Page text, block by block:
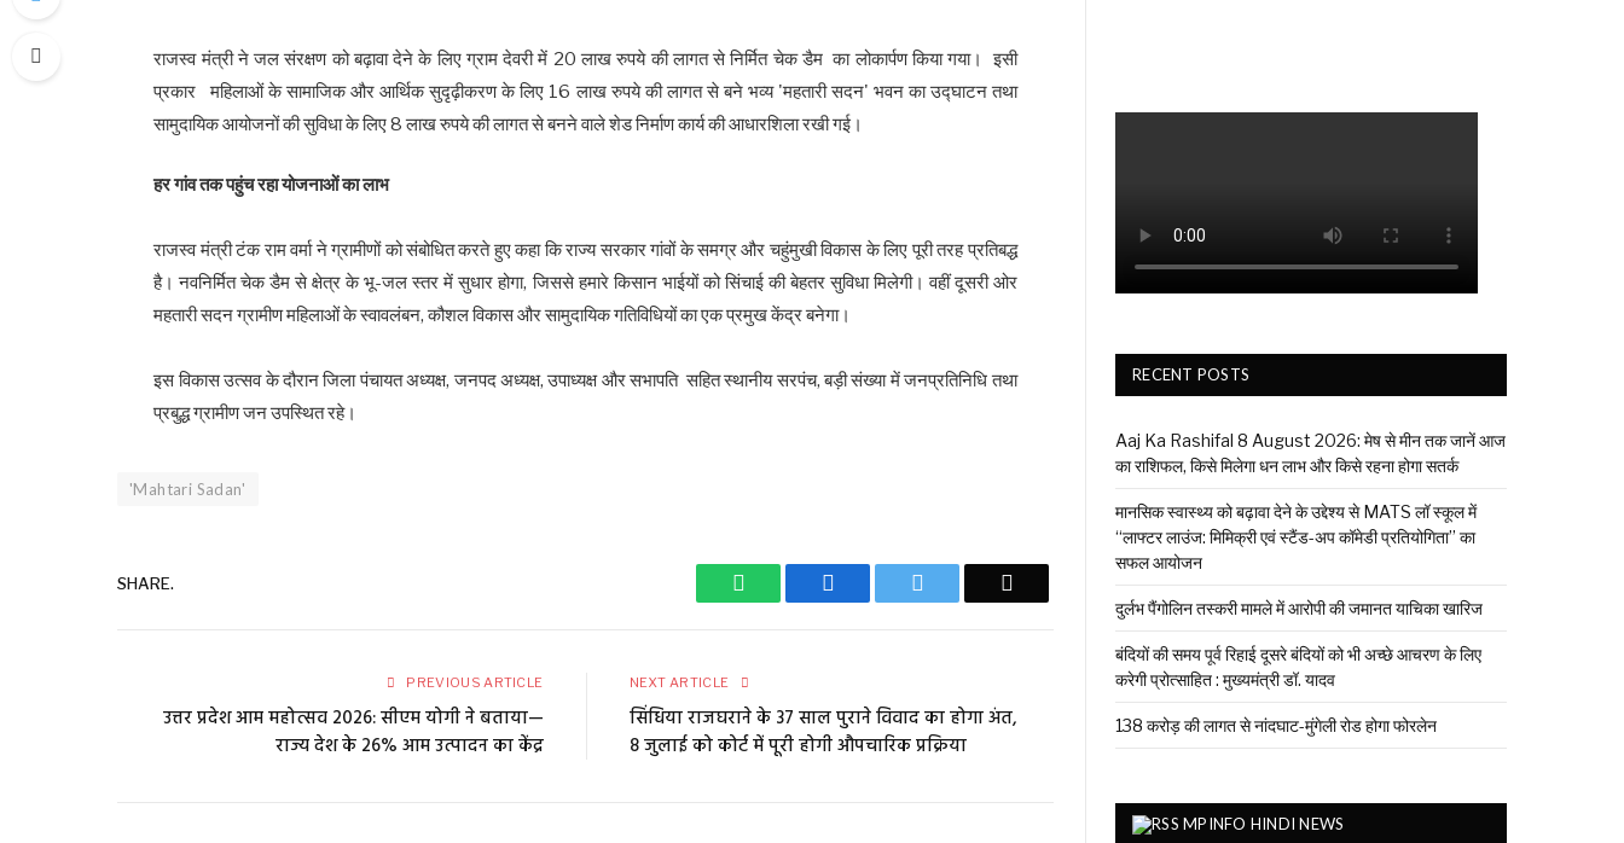
राजस्व मंत्री ने जल संरक्षण को बढ़ावा देने के लिए ग्राम देवरी में 20 लाख रुपये की लागत से निर्मित चेक डैम का लोकार्पण किया गया। इसी
प्रकार महिलाओं के सामाजिक और आर्थिक सुदृढ़ीकरण के लिए 16 लाख रुपये की लागत से बने भव्य 'महतारी सदन' भवन का उद्घाटन तथा
सामुदायिक आयोजनों की सुविधा के लिए 8 लाख रुपये की लागत से बनने वाले शेड निर्माण कार्य की आधारशिला रखी गई।
​हर गांव तक पहुंच रहा योजनाओं का लाभ
राजस्व मंत्री टंक राम वर्मा ने ग्रामीणों को संबोधित करते हुए कहा कि राज्य सरकार गांवों के समग्र और चहुंमुखी विकास के लिए पूरी तरह प्रतिबद्ध
है। नवनिर्मित चेक डैम से क्षेत्र के भू-जल स्तर में सुधार होगा, जिससे हमारे किसान भाईयों को सिंचाई की बेहतर सुविधा मिलेगी। वहीं दूसरी ओर
महतारी सदन ग्रामीण महिलाओं के स्वावलंबन, कौशल विकास और सामुदायिक गतिविधियों का एक प्रमुख केंद्र बनेगा।
इस विकास उत्सव के दौरान जिला पंचायत अध्यक्ष, जनपद अध्यक्ष, उपाध्यक्ष और सभापति सहित स्थानीय सरपंच, बड़ी संख्या में जनप्रतिनिधि तथा
प्रबुद्ध ग्रामीण जन उपस्थित रहे।
'Mahtari Sadan'
SHARE. WhatsApp Facebook
PREVIOUS ARTICLE
उत्तर प्रदेश आम महोत्सव 2026: सीएम योगी ने बताया—
राज्य देश के 26% आम उत्पादन का केंद्र
NEXT ARTICLE
सिंधिया राजघराने के 37 साल पुराने विवाद का होगा अंत,
8 जुलाई को कोर्ट में पूरी होगी औपचारिक प्रक्रिया
RECENT POSTS
Aaj Ka Rashifal 8 August 2026: मेष से मीन तक जानें आज
का राशिफल, किसे मिलेगा धन लाभ और किसे रहना होगा सतर्क
मानसिक स्वास्थ्य को बढ़ावा देने के उद्देश्य से MATS लॉ स्कूल में
“लाफ्टर लाउंज: मिमिक्री एवं स्टैंड-अप कॉमेडी प्रतियोगिता” का
सफल आयोजन
दुर्लभ पैंगोलिन तस्करी मामले में आरोपी की जमानत याचिका खारिज
बंदियों की समय पूर्व रिहाई दूसरे बंदियों को भी अच्छे आचरण के लिए
करेगी प्रोत्साहित : मुख्यमंत्री डॉ. यादव
138 करोड़ की लागत से नांदघाट-मुंगेली रोड होगा फोरलेन
MPINFO HINDI NEWS